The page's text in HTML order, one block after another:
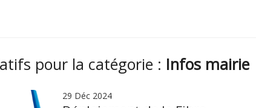
pour la catégorie : Infos mairie
29 Déc 2024